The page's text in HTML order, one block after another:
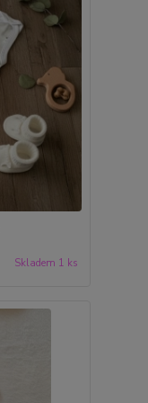
Skladem 1 ks